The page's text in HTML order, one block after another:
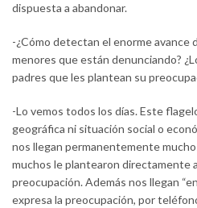
dispuesta a abandonar.
-¿Cómo detectan el enorme avance
menores que están denunciando?
padres que les plantean su
-Lo vemos todos los días. Este
geográfica ni situación social o
nos llegan permanentemente
muchos le plantearon directamente
preocupación. Además nos llegan
expresa la preocupación, por